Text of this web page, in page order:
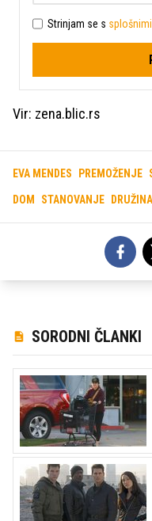
Strinjam se s
Vir: zena.blic.rs
EVA MENDES PREMOŽENJE
DOM STANOVANJE DRUŽINA
SORODNI ČLANKI